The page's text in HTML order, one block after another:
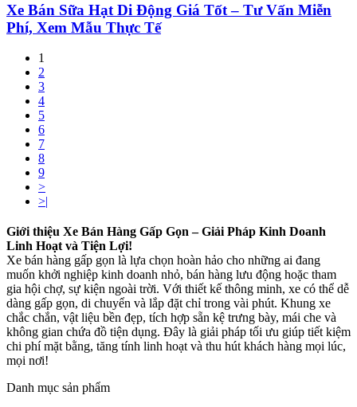
Xe Bán Sữa Hạt Di Động Giá Tốt – Tư Vấn Miễn
Phí, Xem Mẫu Thực Tế
1
2
3
4
5
6
7
8
9
>
>|
Giới thiệu Xe Bán Hàng Gấp Gọn – Giải Pháp Kinh Doanh
Linh Hoạt và Tiện Lợi!
Xe bán hàng gấp gọn là lựa chọn hoàn hảo cho những ai đang
muốn khởi nghiệp kinh doanh nhỏ, bán hàng lưu động hoặc tham
gia hội chợ, sự kiện ngoài trời. Với thiết kế thông minh, xe có thể dễ
dàng gấp gọn, di chuyển và lắp đặt chỉ trong vài phút. Khung xe
chắc chắn, vật liệu bền đẹp, tích hợp sẵn kệ trưng bày, mái che và
không gian chứa đồ tiện dụng. Đây là giải pháp tối ưu giúp tiết kiệm
chi phí mặt bằng, tăng tính linh hoạt và thu hút khách hàng mọi lúc,
mọi nơi!
Danh mục sản phẩm